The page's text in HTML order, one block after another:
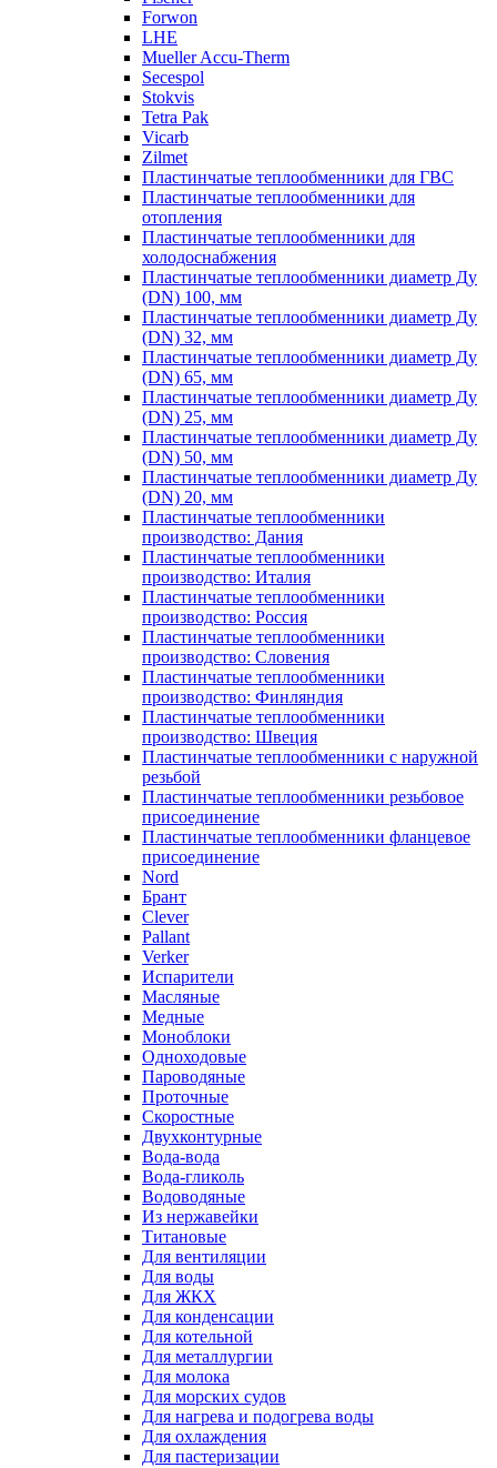
Forwon
LHE
Mueller Accu-Therm
Secespol
Stokvis
Tetra Pak
Vicarb
Zilmet
Пластинчатые теплообменники для ГВС
Пластинчатые теплообменники для
отопления
Пластинчатые теплообменники для
холодоснабжения
Пластинчатые теплообменники диаметр Ду
(DN) 100, мм
Пластинчатые теплообменники диаметр Ду
(DN) 32, мм
Пластинчатые теплообменники диаметр Ду
(DN) 65, мм
Пластинчатые теплообменники диаметр Ду
(DN) 25, мм
Пластинчатые теплообменники диаметр Ду
(DN) 50, мм
Пластинчатые теплообменники диаметр Ду
(DN) 20, мм
Пластинчатые теплообменники
производство: Дания
Пластинчатые теплообменники
производство: Италия
Пластинчатые теплообменники
производство: Россия
Пластинчатые теплообменники
производство: Словения
Пластинчатые теплообменники
производство: Финляндия
Пластинчатые теплообменники
производство: Швеция
Пластинчатые теплообменники с наружной
резьбой
Пластинчатые теплообменники резьбовое
присоединение
Пластинчатые теплообменники фланцевое
присоединение
Nord
Брант
Clever
Pallant
Verker
Испарители
Масляные
Медные
Моноблоки
Одноходовые
Пароводяные
Проточные
Скоростные
Двухконтурные
Вода-вода
Вода-гликоль
Водоводяные
Из нержавейки
Титановые
Для вентиляции
Для воды
Для ЖКХ
Для конденсации
Для котельной
Для металлургии
Для молока
Для морских судов
Для нагрева и подогрева воды
Для охлаждения
Для пастеризации